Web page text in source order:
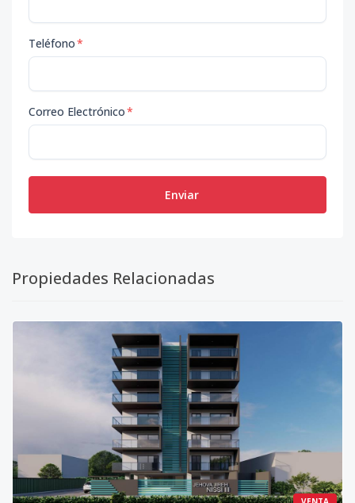
Teléfono*
Correo Electrónico*
Enviar
Propiedades Relacionadas